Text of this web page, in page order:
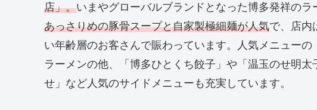
店」。いまやグローバルブランドとなった博多発祥のラ
あっさりめの豚骨スープと自家製極細麺が人気で、店内
い年齢層のお客さんで賑わっています。人気メニュー
ラーメンの他、「博多ひとくち餃子」や「温玉のせ明
せ」など人気のサイドメニューも充実しています。